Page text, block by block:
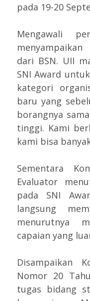
pada 19-20
Mengawali
dari BSN. UII
SNI Award
kategori
baru yang
borangnya
tinggi. Kami
kami bisa
Sementara
Evaluator
pada SNI
langsung
menurutnya
capaian yang
Disampaikan
Nomor 20
tugas bidang